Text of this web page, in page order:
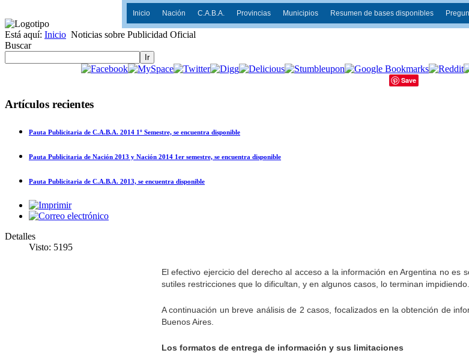
Inicio Nación C.A.B.A. Provincias Municipios Resumen de bases disponibles
Está aquí: Inicio Noticias sobre Publicidad Oficial
Buscar
Ir
Save
Artículos recientes
Pauta Publicitaria de C.A.B.A. 2014 1º Semestre, se encuentra disponible
Pauta Publicitaria de Nación 2013 y Nación 2014 1er semestre, se encuentra disponible
Pauta Publicitaria de C.A.B.A. 2013, se encuentra disponible
Detalles
Visto: 5195
El efectivo ejercicio del derecho al acceso a la información en Argentina no
sutiles restricciones que lo dificultan, y en algunos casos, lo terminan impidiendo.
A continuación un breve análisis de 2 casos, focalizados en la obtención de
Buenos Aires.
Los formatos de entrega de información y sus limitaciones